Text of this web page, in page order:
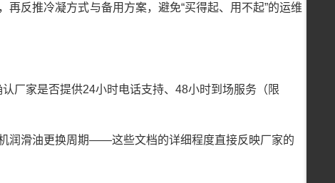
反推冷凝方式与备用方案，避免“买得起、用不起”的运维
厂家是否提供24小时电话支持、48小时到场服务（限
润滑油更换周期——这些文档的详细程度直接反映厂家的